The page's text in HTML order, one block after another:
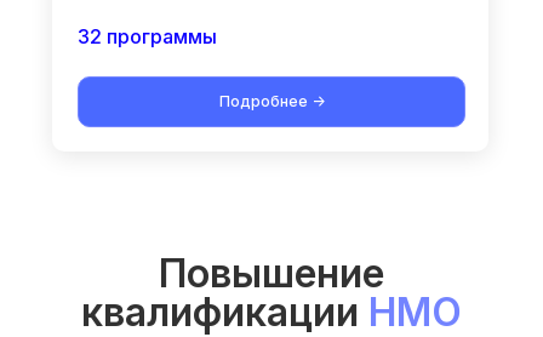
Подробнее ->
32 программы
Повышение
квалификации НМО